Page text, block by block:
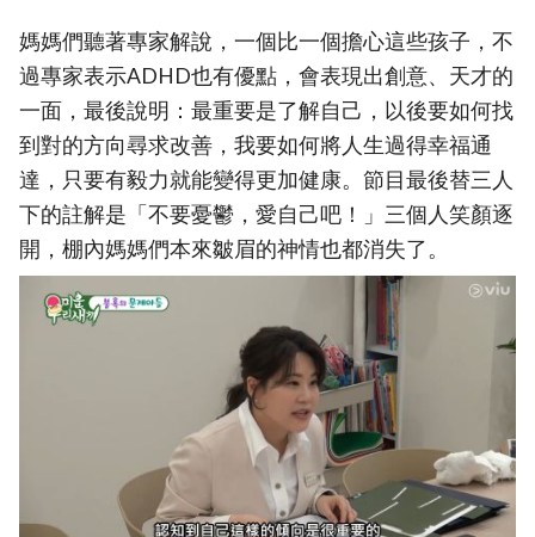
媽媽們聽著專家解說，一個比一個擔心這些孩子，不
過專家表示ADHD也有優點，會表現出創意、天才的
一面，最後說明：最重要是了解自己，以後要如何找
到對的方向尋求改善，我要如何將人生過得幸福通
達，只要有毅力就能變得更加健康。節目最後替三人
下的註解是「不要憂鬱，愛自己吧！」三個人笑顏逐
開，棚內媽媽們本來皺眉的神情也都消失了。